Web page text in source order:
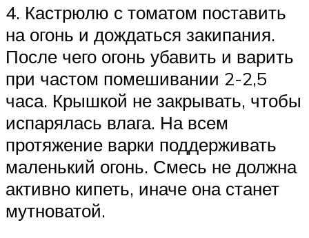
4. Кастрюлю с томатом поставить
на огонь и дождаться закипания.
После чего огонь убавить и варить
при частом помешивании 2-2,5
часа. Крышкой не закрывать, чтобы
испарялась влага. На всем
протяжение варки поддерживать
маленький огонь. Смесь не должна
активно кипеть, иначе она станет
мутноватой.